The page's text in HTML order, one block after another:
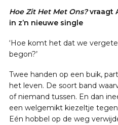
Hoe Zit Het Met Ons?vraagt
in z’n nieuwe single
‘Hoe komt het dat we
begon?’
Twee handen op een buik,
het leven. De soort band
of niemand tussen. En dan
een welgemikt kiezeltje
Eén hobbel op de weg